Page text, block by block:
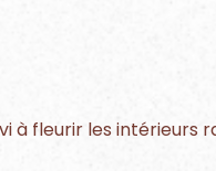
à fleurir les intérieurs